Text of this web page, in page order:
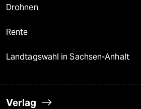
Drohnen
Rente
Landtagswahl in Sachsen-Anhalt
Verlag